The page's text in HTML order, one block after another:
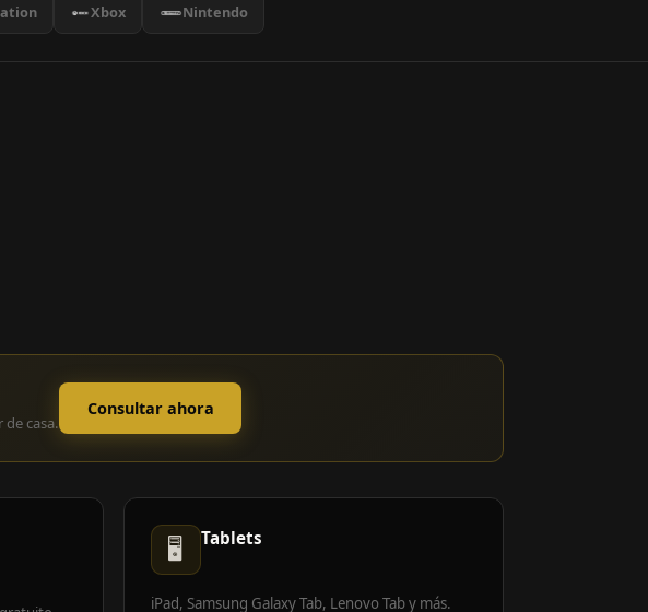
Xbox Nintendo
de casa.
Consultar ahora
🖥️ Tablets
iPad, Samsung Galaxy Tab, Lenovo Tab y más.